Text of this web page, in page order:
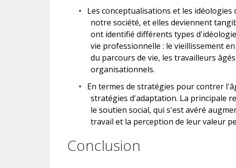
•
Les conceptualisations et les
notre société, et elles deviennent
ont identifié différents types
vie professionnelle : le vieillissement
du parcours de vie, les travailleurs
organisationnels.
•
En termes de stratégies pour contrer
stratégies d'adaptation. La principale
le soutien social, qui s'est avéré
travail et la perception de leur valeur
Conclusion